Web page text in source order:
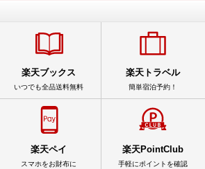
楽天ブックス
いつでも全品送料無料
楽天トラベル
簡単宿泊予約！
楽天ペイ
スマホをお財布に
楽天PointClub
手軽にポイントを確認